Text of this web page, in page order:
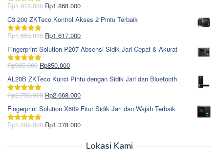
Dinilai5.00
Rp1.978.000 Harga
aslinya
adalah:
Rp1.978.000.
Rp1.868.000Harga
saat
ini
adalah:
C3 200 ZKTeco Kontrol Akses 2 Pintu Terbaik
Dinilai5.00
Rp1.695.000 Harga
aslinya
adalah:
Rp1.695.000.
Rp1.617.000Harga
saat
ini
Fingerprint Solution P207 Absensi Sidik Jari Cepat & Akurat
Dinilai5.00
Rp965.000 Harga
aslinya
adalah:
Rp965.000.
Rp850.000Harga
saat
ini
adalah:
AL20B ZKTeco Kunci Pintu dengan Sidik Jari dan Bluetooth
Dinilai5.00
Rp2.750.000 Harga
aslinya
adalah:
Rp2.750.000.
Rp2.668.000Harga
saat
ini
adalah:
Fingerprint Solution X609 Fitur Sidik Jari dan Wajah Terbaik
Dinilai5.00
Rp1.489.000 Harga
Rp1.378.000Harga
Lokasi Kami